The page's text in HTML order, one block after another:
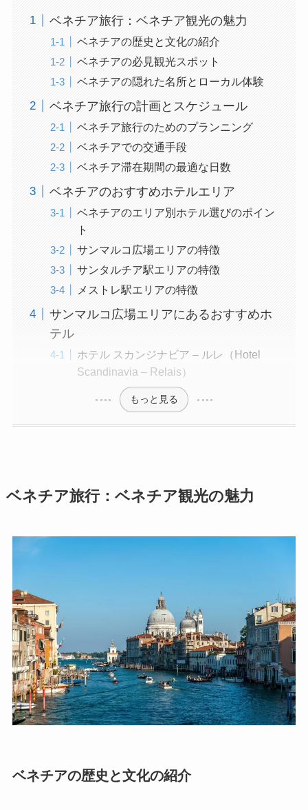
ベネチア旅行：ベネチア観光の魅力
ベネチアの歴史と文化の紹介
ベネチアの必見観光スポット
ベネチアの隠れた名所とローカル体験
ベネチア旅行の計画とスケジュール
ベネチア旅行のためのプランニング
ベネチアでの交通手段
ベネチア滞在期間の最適な日数
ベネチアのおすすめホテルエリア
ベネチアのエリア別ホテル選びのポイン
ト
サンマルコ広場エリアの特徴
サンタルチア駅エリアの特徴
メストレ駅エリアの特徴
サンマルコ広場エリアにあるおすすめホ
テル
ホテル スカンジナビア – ルレ（Hotel
Scandinavia – Relais）
もっと見る
ベネチア旅行：ベネチア観光の魅力
ベネチアの歴史と文化の紹介